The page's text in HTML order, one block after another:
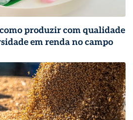
produzir com qualidade
em renda no campo